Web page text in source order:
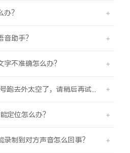
？
助手？
不准确怎么办？
定位怎么办？
制到对方声音怎么回事？